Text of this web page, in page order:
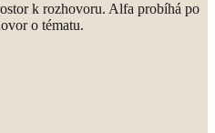
k rozhovoru. Alfa probíhá po
o tématu.